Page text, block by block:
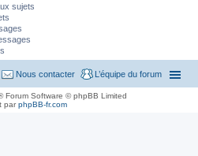
sujets
L’équipe du forum
Nous contacter
Forum Software © phpBB Limited
parphpBB-fr.com